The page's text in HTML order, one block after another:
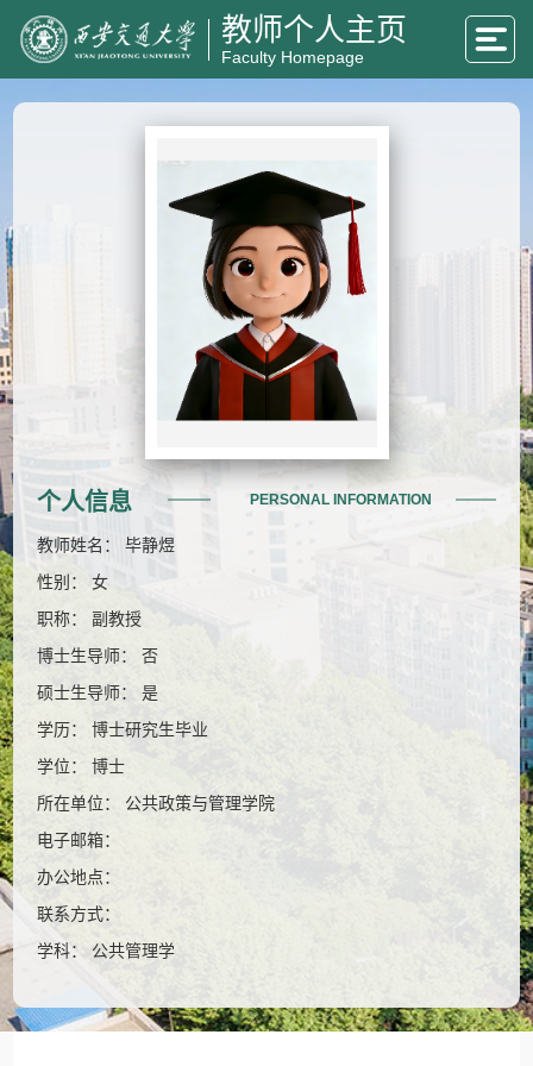
教师个人主页
Faculty Homepage
个人信息 PERSONAL INFORMATION
教师姓名： 毕静煜
性别： 女
职称： 副教授
博士生导师： 否
硕士生导师： 是
学历： 博士研究生毕业
学位： 博士
所在单位： 公共政策与管理学院
电子邮箱：
办公地点：
联系方式：
学科： 公共管理学